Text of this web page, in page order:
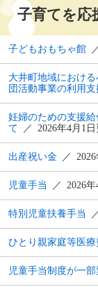
子育てを応
子どもおもちゃ館
大井町地域におけ
団活動事業の利用
妊婦のための支援
て
2026年4月1
出産祝い金
児童手当 2026
特別児童扶養手当
ひとり親家庭等医
児童手当制度が一